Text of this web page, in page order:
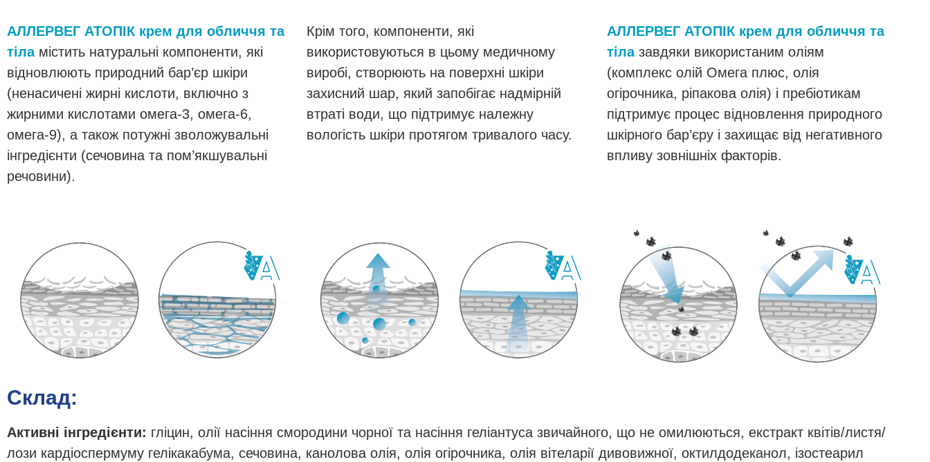
АЛЛЕРВЕГ АТОПІК крем для обличчя та
тіламістить натуральні компоненти, які
відновлюють природний бар’єр шкіри
(ненасичені жирні кислоти, включно з
жирними кислотами омега-3, омега-6,
омега-9), а також потужні зволожувальні
інгредієнти (сечовина та пом’якшувальні
речовини).
Крім того, компоненти, які
використовуються в цьому медичному
виробі, створюють на поверхні шкіри
захисний шар, який запобігає надмірній
втраті води, що підтримує належну
вологість шкіри протягом тривалого часу.
АЛЛЕРВЕГ АТОПІК крем для обличчя та
тіла завдяки використаним оліям
(комплекс олій Омега плюс, олія
огірочника, ріпакова олія) і пребіотикам
підтримує процес відновлення природного
шкірного бар’єру і захищає від негативного
впливу зовнішніх факторів.
Склад:
Активні інгредієнти: гліцин, олії насіння смородини чорної та насіння геліантуса звичайного, що не омилюються, екстракт квітів/листя/
лози кардіоспермуму гелікакабума, cечовина, канолова олія, олія огірочника, олія вітеларії дивовижної, октилдодеканол, ізостеарил